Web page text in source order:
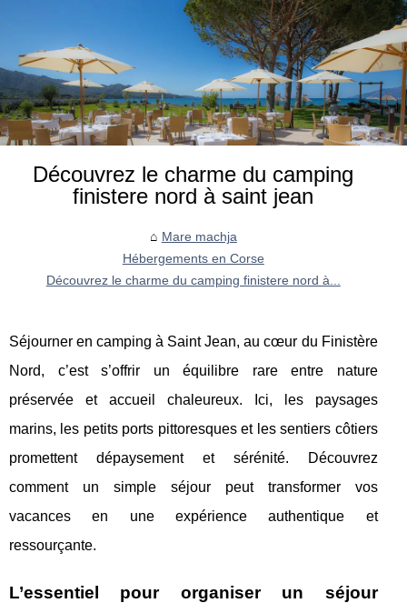
Découvrez le charme du camping
finistere nord à saint jean
Mare machja
Hébergements en Corse
Découvrez le charme du camping finistere nord à...
Séjourner en camping à Saint Jean, au cœur du Finistère
Nord, c’est s’offrir un équilibre rare entre nature
préservée et accueil chaleureux. Ici, les paysages
marins, les petits ports pittoresques et les sentiers côtiers
promettent dépaysement et sérénité. Découvrez
comment un simple séjour peut transformer vos
vacances en une expérience authentique et
ressourçante.
L’essentiel pour organiser un séjour